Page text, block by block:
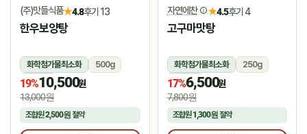
(주)맛들식품★4.8후기 13
한우보양탕
화학첨가물최소화
500g
냉동
19%10,500원
13,000원
조합원2,500원 절약
자연에찬 ★4.5후기 4
고구마맛탕
화학첨가물최소화
250g
냉동
17%6,500원
7,800원
조합원1,300원절약